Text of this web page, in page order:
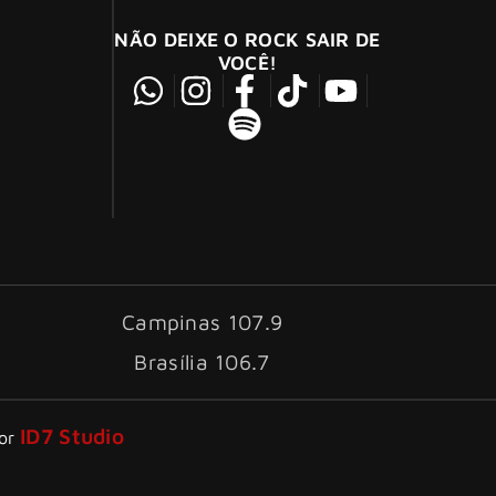
NÃO DEIXE O ROCK SAIR DE
VOCÊ!
Campinas 107.9
Brasília 106.7
ID7 Studio